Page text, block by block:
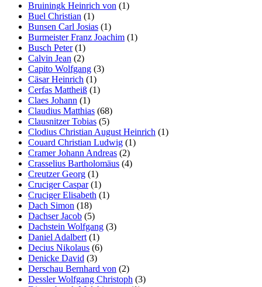
Bruiningk Heinrich von (1)
Buel Christian (1)
Bunsen Carl Josias (1)
Burmeister Franz Joachim (1)
Busch Peter(1)
Calvin Jean (2)
Capito Wolfgang (3)
Cäsar Heinrich (1)
Cerfas Mattheiß (1)
Claes Johann (1)
Claudius Matthias (68)
Clausnitzer Tobias (5)
Clodius Christian August Heinrich (1)
Couard Christian Ludwig (1)
Cramer Johann Andreas (2)
Crasselius Bartholomäus (4)
Creutzer Georg (1)
Cruciger Caspar(1)
Cruciger Elisabeth (1)
Dach Simon (18)
Dachser Jacob (5)
Dachstein Wolfgang (3)
Daniel Adalbert (1)
Decius Nikolaus (6)
Denicke David (3)
Derschau Bernhard von (2)
Dessler Wolfgang Christoph (3)